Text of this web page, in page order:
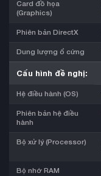
Card đồ họa
(Graphics)
Phiên bản DirectX
Dung lượng ổ cứng
Cấu hình đề nghị:
Hệ điều hành (OS)
Phiên bản hệ điều
hành
Bộ xử lý (Processor)
Bộ nhớ RAM